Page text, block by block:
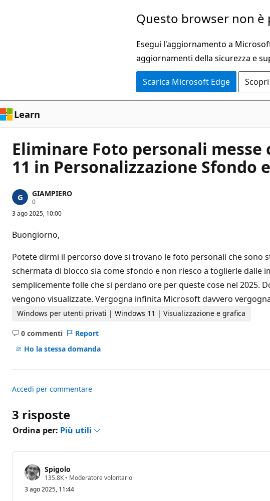
Questo browser non
Esegui l'aggiornamento a
aggiornamenti della sicurezza e
Scarica Microsoft Edge
Learn
Eliminare Foto personali
11 in Personalizzazione Sfondo
GIAMPIERO
0P
n
i
d
r
e
p
u
t
z
o
3 ago 2025, 10:00
Buongiorno,
Potete dirmi il percorso dove si trovano le foto personali che sono
schermata di blocco sia come sfondo e non riesco a toglierle dalle
semplicemente folle che si perdano ore per queste cose nel 2025.
vengono visualizzate. Vergogna infinita Microsoft davvero
Windows per utenti privati | Windows 11 | Visualizzazione e grafica
0 commenti
Nessun
commento
Report
Ho la stessa domanda
Accedi per commentare
3 risposte
Ordina per: Più utili
Spigolo
135.8K P
n
• Moderatore volontario
3 ago 2025, 11:44